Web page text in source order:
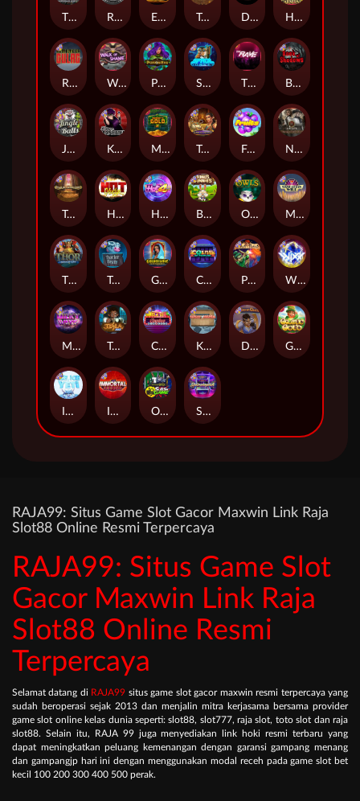
Nexus Tombstone RIP
Manhattan Goes Wild
Book Of Shadows
Rock Bottom
Tractor Beam
Casino Win Spin
The Cage
Hot Nudge
Space Donkey
Starstruck
Monkey's Gold xPays
Poison Eve
Tomb of Nefertiti
Tomb of Akhenaten
Golden Genie And The Walking Wilds
Dragon Tribe
Immortal Fruits
Tesla Jolt Dungeon Quest
Coins of Fortune WiXX
Outsourced: Slash Game
Fruits
Bonus Bunnies
Hot 4 Cash Owls
Milky Ways Gaelic Gold
East Coast Vs West Coast
Jingle Balls
Harlequin Carnival
Walk of Shame
Kitchen Drama: Sushi Mania
Pixies vs Pirates
Thor: Hammer Time
Ice Ice Yeti
Remember Gulag
Karen Maneater
True kult
The Rave
RAJA99: Situs Game Slot Gacor Maxwin Link Raja
Slot88 Online Resmi Terpercaya
RAJA99: Situs Game Slot
Gacor Maxwin Link Raja
Slot88 Online Resmi
Terpercaya
Selamat datang di RAJA99 situs game slot gacor maxwin resmi terpercaya yang
sudah beroperasi sejak 2013 dan menjalin mitra kerjasama bersama provider
game slot online kelas dunia seperti: slot88, slot777, raja slot, toto slot dan raja
slot88. Selain itu, RAJA 99 juga menyediakan link hoki resmi terbaru yang
dapat meningkatkan peluang kemenangan dengan garansi gampang menang
dan gampangjp hari ini dengan menggunakan modal receh pada game slot bet
kecil 100 200 300 400 500 perak.